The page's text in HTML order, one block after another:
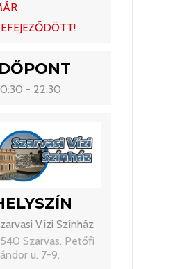
- 22:30
Vízi Színház
Szarvas, Petőfi
u. 7-9.